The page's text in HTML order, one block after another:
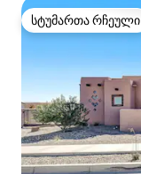
სტუმართა რჩეული
სტუმართა რჩეული